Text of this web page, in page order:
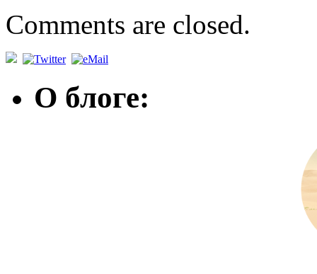
Comments are closed.
О блоге: